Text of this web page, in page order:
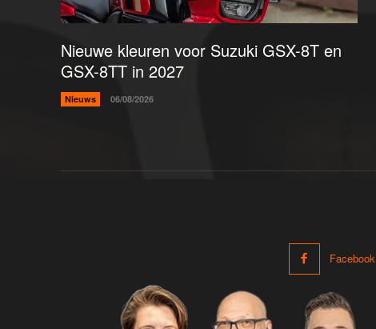
Nieuwe kleuren voor Suzuki GSX-8T en
GSX-8TT in 2027
Nieuws 06/08/2026
Facebook